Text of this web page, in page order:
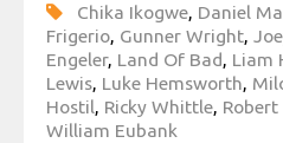
Chika Ikogwe, Daniel
Frigerio, Gunner Wright,
Engeler, Land Of Bad, Liam
Lewis, Luke Hemsworth,
Hostil, Ricky Whittle, Robert
William Eubank